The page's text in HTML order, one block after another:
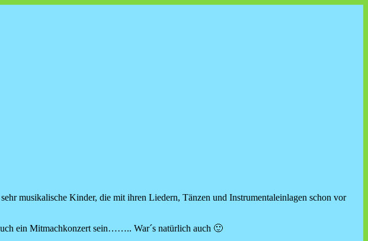
musikalische Kinder, die mit ihren Liedern, Tänzen und Instrumentaleinlagen schon vor
ein Mitmachkonzert sein…….. War´s natürlich auch 🙂